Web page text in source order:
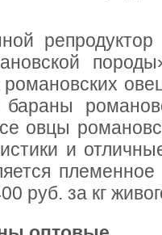
овцы
и
руб. за кг